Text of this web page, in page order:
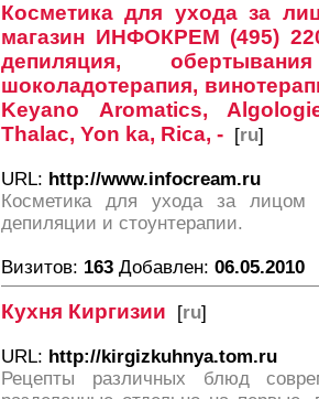
Косметика для ухода за
магазин ИНФОКРЕМ (495)
депиляция,
шоколадотерапия,
Keyano Aromatics,
Thalac, Yon ka, Rica, - [ru]
URL: http://www.infocream.ru
Косметика для ухода за лицом
депиляции и стоунтерапии.
Визитов: 163 Добавлен: 06.05.2010
Кухня Киргизии [ru]
URL: http://kirgizkuhnya.tom.ru
Рецепты различных блюд